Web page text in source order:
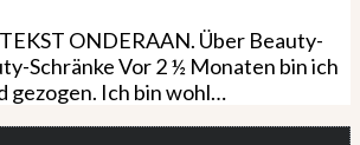
ONDERAAN. Über Beauty-
Schränke Vor 2 ½ Monaten bin ich
gezogen. Ich bin wohl…